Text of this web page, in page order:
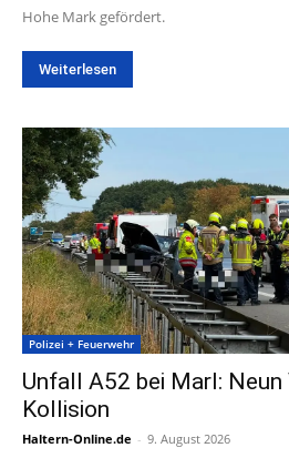
Hohe Mark gefördert.
Weiterlesen
Polizei + Feuerwehr
Unfall A52 bei Marl:
Kollision
Haltern-Online.de - 9. August 2026